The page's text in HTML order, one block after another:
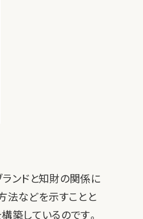
ランドと知財の関係に
法などを示すことと
築しているのです。